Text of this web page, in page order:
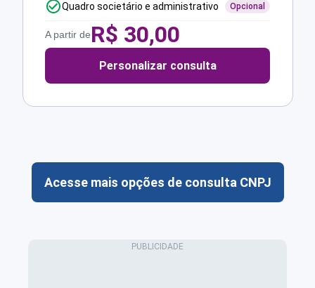
Quadro societário e administrativo Opcional
A partir deR$ 30,00
Personalizar consulta
Acesse mais opções de consulta CNPJ